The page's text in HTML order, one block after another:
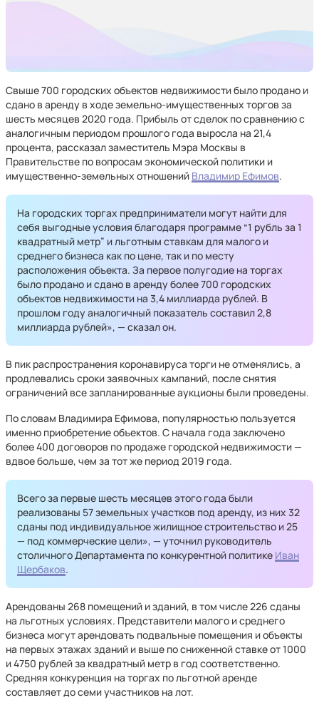
Свыше 700 городских объектов недвижимости было продано и
сдано в аренду в ходе земельно-имущественных торгов за
шесть месяцев 2020 года. Прибыль от сделок по сравнению с
аналогичным периодом прошлого года выросла на 21,4
процента, рассказал заместитель Мэра Москвы в
Правительстве по вопросам экономической политики и
имущественно-земельных отношений Владимир Ефимов.
На городских торгах предприниматели могут найти для
себя выгодные условия благодаря программе “1 рубль за 1
квадратный метр” и льготным ставкам для малого и
среднего бизнеса как по цене, так и по месту
расположения объекта. За первое полугодие на торгах
было продано и сдано в аренду более 700 городских
объектов недвижимости на 3,4 миллиарда рублей. В
прошлом году аналогичный показатель составил 2,8
миллиарда рублей», — сказал он.
В пик распространения коронавируса торги не отменялись, а
продлевались сроки заявочных кампаний, после снятия
ограничений все запланированные аукционы были проведены.
По словам Владимира Ефимова, популярностью пользуется
именно приобретение объектов. С начала года заключено
более 400 договоров по продаже городской недвижимости —
вдвое больше, чем за тот же период 2019 года.
Всего за первые шесть месяцев этого года были
реализованы 57 земельных участков под аренду, из них 32
сданы под индивидуальное жилищное строительство и 25
— под коммерческие цели», — уточнил руководитель
столичного Департамента по конкурентной политике Иван
Щербаков.
Арендованы 268 помещений и зданий, в том числе 226 сданы
на льготных условиях. Представители малого и среднего
бизнеса могут арендовать подвальные помещения и объекты
на первых этажах зданий и выше по сниженной ставке от 1000
и 4750 рублей за квадратный метр в год соответственно.
Средняя конкуренция на торгах по льготной аренде
составляет до семи участников на лот.